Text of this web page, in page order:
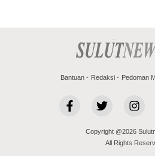
Bantuan Redaksi Pedoman
Copyright @2026
All Rights